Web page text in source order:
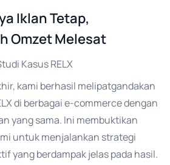
Iklan Tetap,
Omzet Melesat
Kasus RELX
kami berhasil melipatgandakan
di berbagai e-commerce dengan
yang sama. Ini membuktikan
untuk menjalankan strategi
yang berdampak jelas pada hasil.